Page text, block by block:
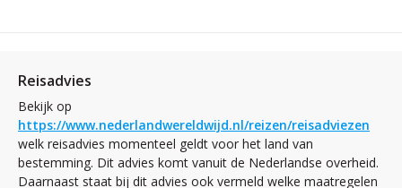
Reisadvies
Bekijk op
https://www.nederlandwereldwijd.nl/reizen/reisadviezen
welk reisadvies momenteel geldt voor het land van
bestemming. Dit advies komt vanuit de Nederlandse overheid.
Daarnaast staat bij dit advies ook vermeld welke maatregelen